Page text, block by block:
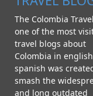
The Colombia
one of the most
travel blogs about
Colombia in
spanish was
smash the
and long outdated